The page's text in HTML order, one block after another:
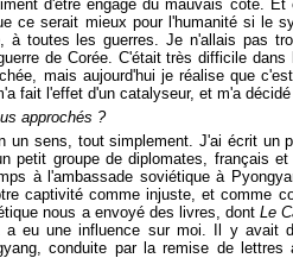
d'être engagé du mauvais côté.
ce serait mieux pour l'humanité si le
à toutes les guerres. Je n'allais pas
de Corée. C'était très difficile
mais aujourd'hui je réalise que
fait l'effet d'un catalyseur, et m'a
approchés ?
un sens, tout simplement. J'ai écrit un
petit groupe de diplomates, français
à l'ambassade soviétique à
captivité comme injuste, et comme
nous a envoyé des livres, dontLe
eu une influence sur moi. Il y avait
conduite par la remise de